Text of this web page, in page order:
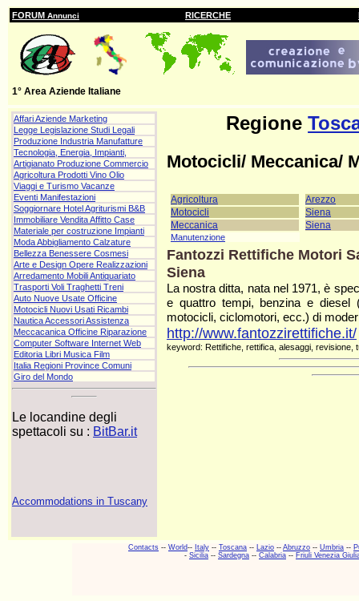
FORUM Annunci RICERCHE
1° Area Aziende Italiane
Affari Aziende Marketing
Legge Legislazione Studi Legali
Produzione Industria Manufatture
Tecnologia, Energia, Impianti,
Artigianato Produzione Commercio
Agricoltura Prodotti Vino Olio
Viaggi e Turismo Vacanze
Eventi Manifestazioni
Soggiornare Hotel Agriturismi B&B
Immobiliare Vendita Affitto Case
Materiale per costruzione Impianti
Moda Abbigliamento Calzature
Bellezza Benessere Cosmesi
Arte e Design Opere Realizzazioni
Arredamento Mobili Antiquariato
Trasporti Voli Traghetti Treni
Auto Nuove Usate Officine
Motocicli Nuovi Usati Ricambi
Nautica Accessori Assistenza
Meccacanica Officine Riparazione
Computer Software Internet Web
Editoria Libri Musica Film
Italia Regioni Province Comuni
Giro del Mondo
Le locandine degli
spettacoli su : BitBar.it
Accommodations in Tuscany
Regione
Motocicli/ Meccanica/
Agricoltura
Motocicli
Meccanica
Manutenzione
Arezzo
Siena
Siena
Fantozzi Rettifiche Motori
Siena
La nostra ditta, nata nel 1971, è
e quattro tempi, benzina e diesel
motocicli, ciclomotori, ecc.) di
http://www.fantozzirettifiche.it/
keyword: Rettifiche, rettifica, alesaggi,
Contacts -- World-- Italy -- Toscana -- Lazio -- Abruzzo -- Umbria --
- Sicilia -- Sardegna -- Calabria -- Friuli Venezia